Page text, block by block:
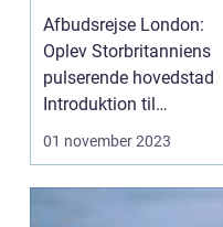
rejseeventyr
Afbudsrejse London:
Oplev Storbritanniens
pulserende hovedstad
Introduktion til
afbudsrejse London...
01 november 2023